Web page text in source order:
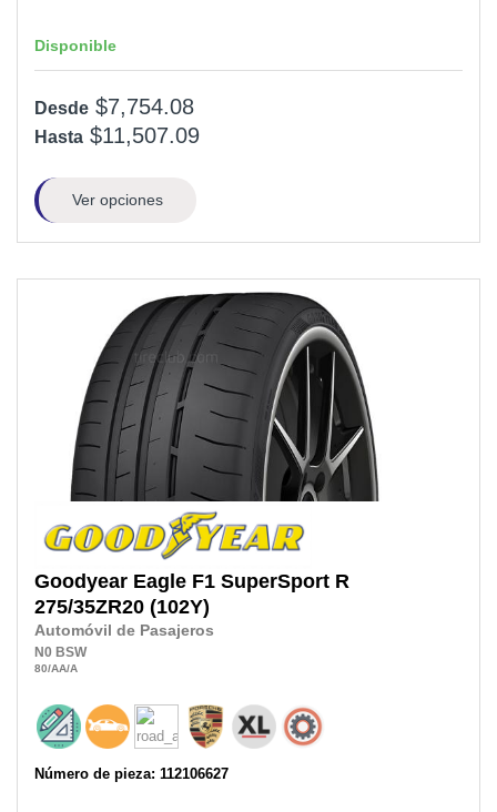
Disponible
Desde $7,754.08
Hasta $11,507.09
Ver opciones
Goodyear Eagle F1 SuperSport R
275/35ZR20 (102Y)
Automóvil de Pasajeros
N0 BSW
80/AA/A
Número de pieza: 112106627